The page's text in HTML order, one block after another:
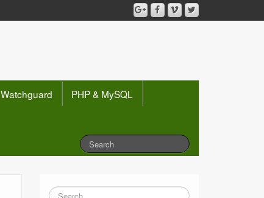
Watchguard
PHP & MySQL